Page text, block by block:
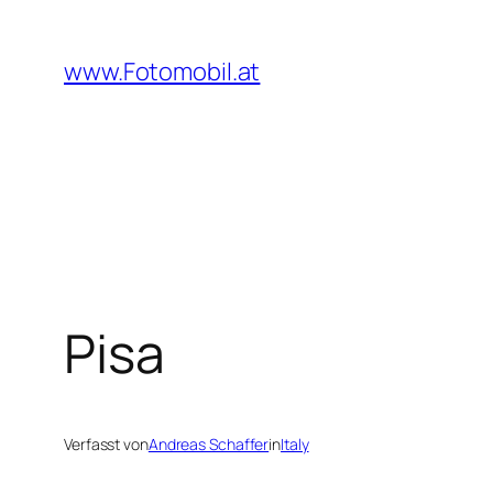
springen
www.Fotomobil.at
Pisa
Verfasst vonAndreas SchafferinItaly